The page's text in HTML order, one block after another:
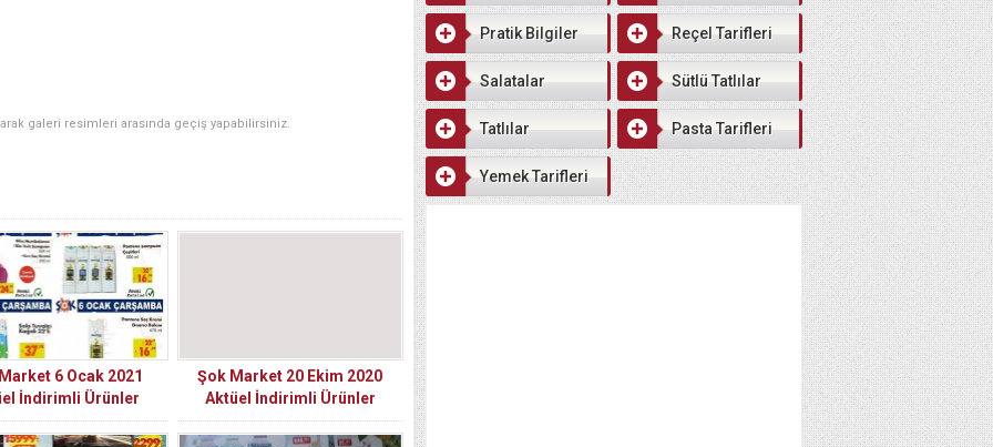
galeri resimleri arasında geçiş yapabilirsiniz.
6 Ocak 2021
İndirimli Ürünler
Kataloğu
Şok Market 20 Ekim 2020
Aktüel İndirimli Ürünler
Kataloğu
Pratik Bilgiler Reçel Tarifleri
Salatalar Sütlü Tatlılar
Tatlılar Pasta Tarifleri
Yemek Tarifleri